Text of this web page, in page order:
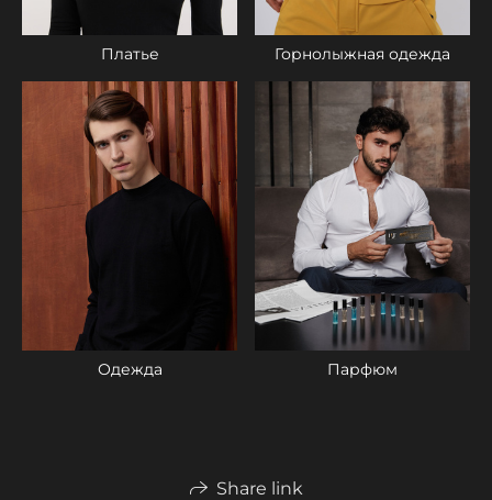
Платье Горнолыжная одежда
Одежда Парфюм
Share link